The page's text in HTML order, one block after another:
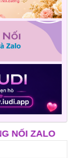
ĐỘC THÂN